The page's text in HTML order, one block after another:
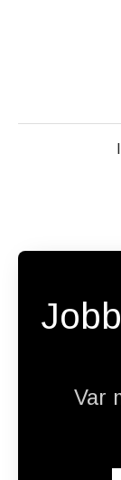
Var